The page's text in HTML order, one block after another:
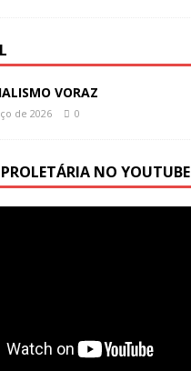
VORAZ
de 2026 0
NO YOUTUBE